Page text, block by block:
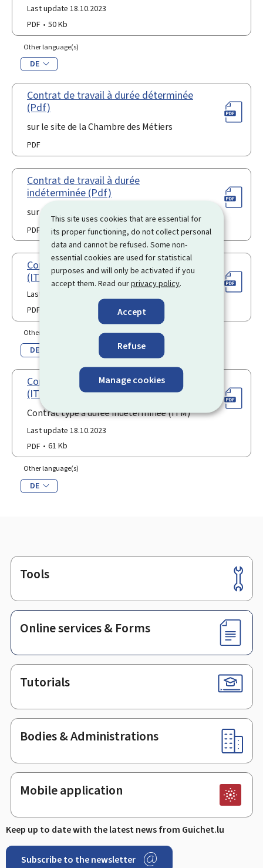
This site uses cookies that are essential for
its proper functioning, do not collect personal
data and cannot be refused. Some non-
essential cookies are used for statistical
purposes and will only be activated if you
accept them. Read ourprivacy policy.
Accept
Refuse
Manage cookies
Last update 18.10.2023
PDF
50 Kb
Other language(s)
DE
Contrat de travail à durée déterminée
(Pdf)
sur le site de la Chambre des Métiers
PDF
Contrat de travail à durée
indéterminée (Pdf)
sur le site de la Chambre des métiers
PDF
Contrat type à durée déterminée
(ITM)
Last update 18.10.2023
PDF
Other language(s)
DE
Contrat type à durée indéterminée
(ITM)
Contrat type à durée indéterminée (ITM)
Last update 18.10.2023
PDF
61 Kb
Other language(s)
DE
Footer
Tools
Online services & Forms
Tutorials
Bodies & Administrations
Mobile application
Keep up to date with the latest news from Guichet.lu
Subscribe to the newsletter